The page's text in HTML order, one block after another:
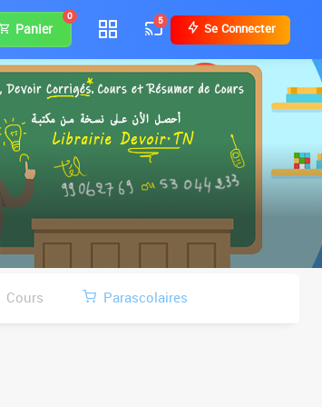
Panier
0 5 Se Connecter
Cours Parascolaires